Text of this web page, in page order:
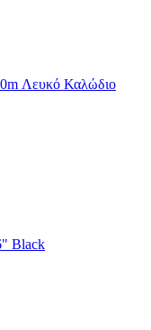
Λευκό Καλώδιο
Black